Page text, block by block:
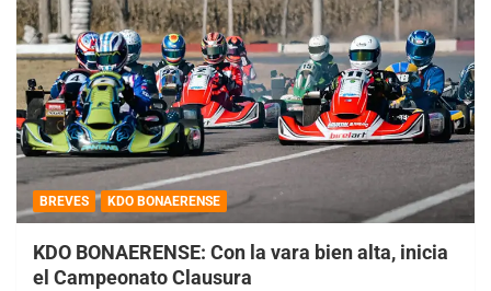
BREVES KDO BONAERENSE
KDO BONAERENSE: Con la vara bien alta, inicia
el Campeonato Clausura